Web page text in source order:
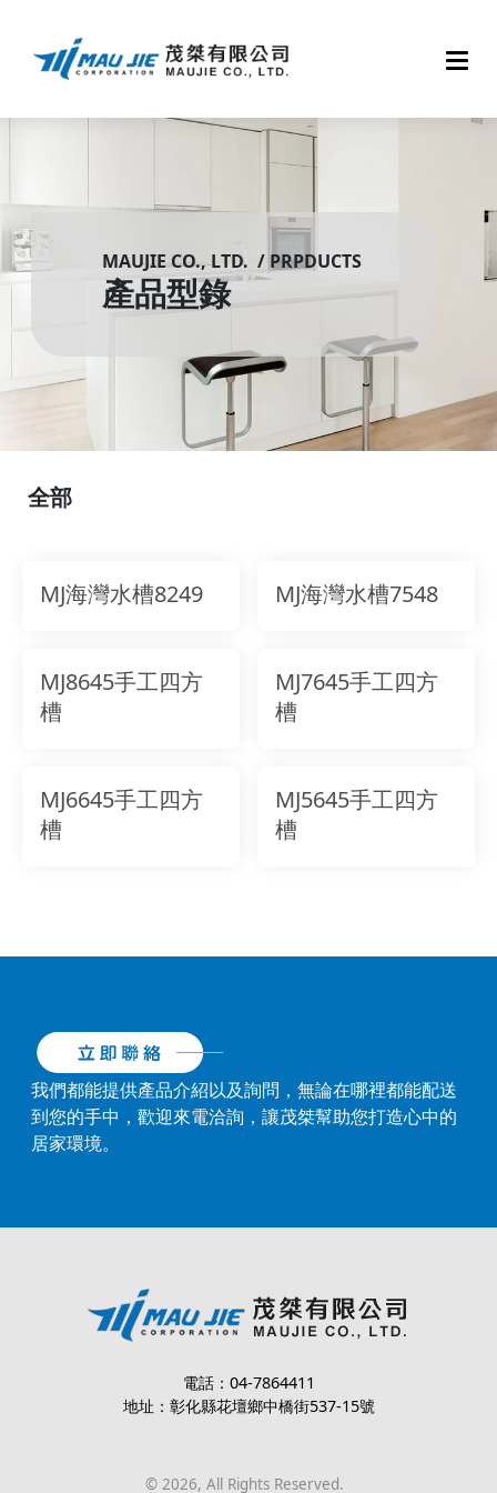
MAUJIE CO., LTD. / PRPDUCTS
產品型錄
MJ海灣水槽8249 MJ海灣水槽7548
MJ8645手工四方
槽
MJ7645手工四方
槽
MJ6645手工四方
槽
MJ5645手工四方
槽
全部
我們都能提供產品介紹以及詢問，無論在哪裡都能配送
到您的手中，歡迎來電洽詢，讓茂桀幫助您打造心中的
居家環境。
電話：04-7864411
地址：彰化縣花壇鄉中橋街537-15號
© 2026, All Rights Reserved.